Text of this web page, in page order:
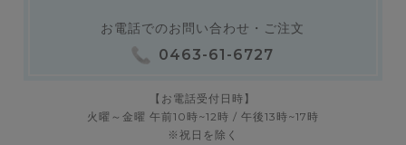
お電話でのお問い合わせ・ご注文
0463-61-6727
【お電話受付日時】
火曜～金曜 午前10時~12時 / 午後13時~17時
※祝日を除く